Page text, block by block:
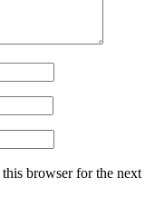
browser for the next